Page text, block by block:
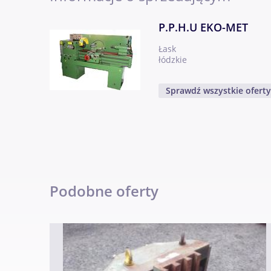
Niniejsze ogłoszenie jest wyłącznie
Kodeksu Cywilnego. Sprzedający nie
P.P.H.U EKO-MET
Łask
łódzkie
Sprawdź wszystkie
Podobne oferty